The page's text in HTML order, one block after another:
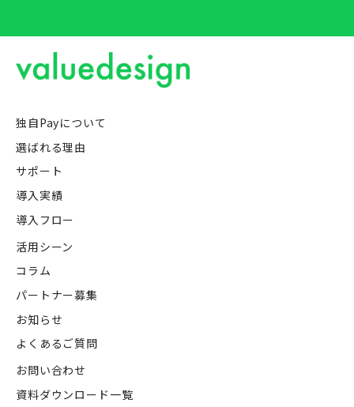
独自Payについて
選ばれる理由
サポート
導入実績
導入フロー
活用シーン
コラム
パートナー募集
お知らせ
よくあるご質問
お問い合わせ
資料ダウンロード一覧